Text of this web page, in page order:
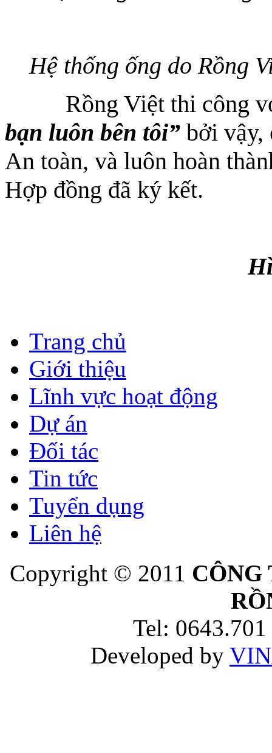
Hệ thống ống do Rồng
Rồng Việt thi công
bạn luôn bên tôi” bởi vậy,
An toàn, và luôn hoàn
Hợp đồng đã ký kết.
Trang chủ
Giới thiệu
Lĩnh vực hoạt động
Dự án
Đối tác
Tin tức
Tuyển dụng
Liên hệ
Copyright © 2011 CÔNG
Tel:
Developed by